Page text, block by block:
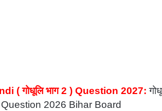
( गोधूलि भाग 2 ) Question 2027:
2026 Bihar Board